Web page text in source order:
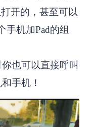
开的，甚至可以
手机加Pad的组
也可以直接呼叫
手机！